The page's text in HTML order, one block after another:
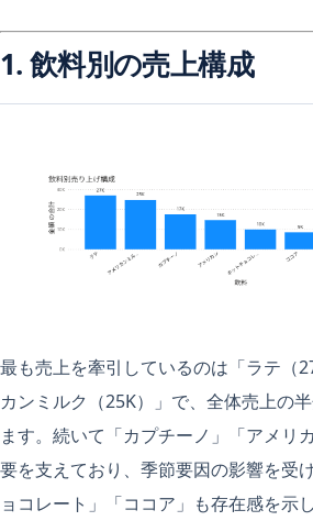
1. 飲料別の売上構成
最も売上を牽引しているのは「ラテ（
カンミルク（25K）」で、全体売上の
ます。続いて「カプチーノ」「アメリ
要を支えており、季節要因の影響を受
ョコレート」「ココア」も存在感を示